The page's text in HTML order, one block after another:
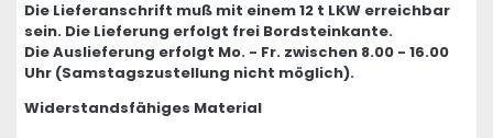
Die Lieferanschrift muß mit einem 12 t LKW erreichbar
sein. Die Lieferung erfolgt frei Bordsteinkante.
Die Auslieferung erfolgt Mo. - Fr. zwischen 8.00 - 16.00
Uhr (Samstagszustellung nicht möglich).
Widerstandsfähiges Material